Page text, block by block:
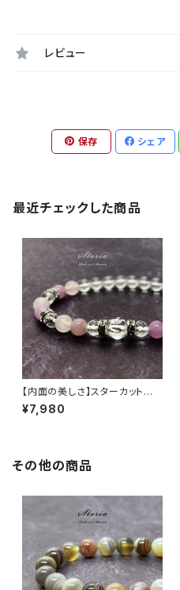
レビュー
保存 シェア
最近チェックした商品
【内面の美しさ】スターカット水
晶×ローズクォーツ×クォーツァ
イト ブレスレット
¥7,980
その他の商品